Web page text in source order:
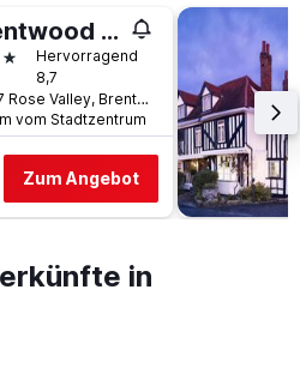
Brentwood Guest House
Hervorragend
8,7
75-77 Rose Valley, Brentwood, Großbritannien
vom Stadtzentrum
Zum Angebot
in